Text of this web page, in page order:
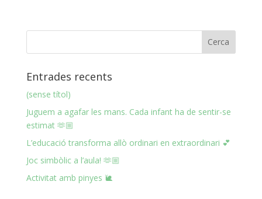
Entrades recents
(sense títol)
Juguem a agafar les mans. Cada infant ha de sentir-se
estimat 🫶🏼
L’educació transforma allò ordinari en extraordinari 💕
Joc simbòlic a l’aula! 🫶🏼
Activitat amb pinyes 🐌